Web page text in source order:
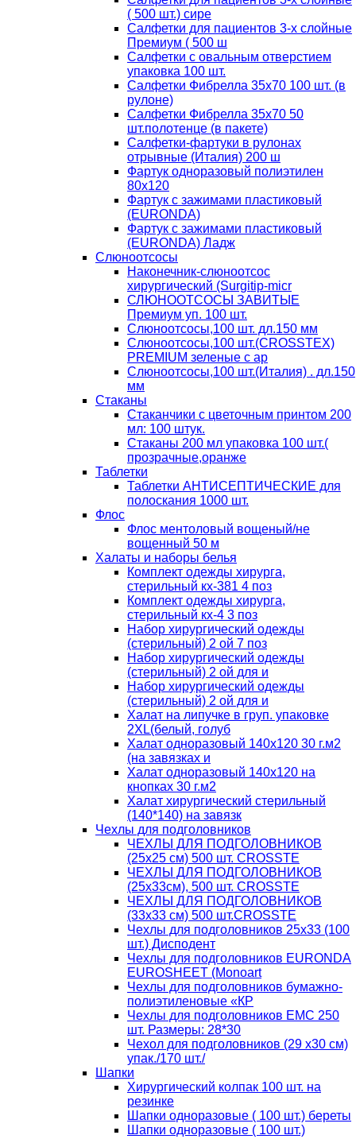
( 500 шт.) сире
Салфетки для пациентов 3-х слойные
Премиум ( 500 ш
Салфетки с овальным отверстием
упаковка 100 шт.
Салфетки Фибрелла 35х70 100 шт. (в
рулоне)
Салфетки Фибрелла 35х70 50
шт.полотенце (в пакете)
Салфетки-фартуки в рулонах
отрывные (Италия) 200 ш
Фартук одноразовый полиэтилен
80х120
Фартук с зажимами пластиковый
(EURONDA)
Фартук с зажимами пластиковый
(EURONDA) Ладж
Слюноотсосы
Наконечник-слюноотсос
хирургический (Surgitip-micr
СЛЮНООТСОСЫ ЗАВИТЫЕ
Премиум уп. 100 шт.
Слюноотсосы,100 шт. дл.150 мм
Слюноотсосы,100 шт.(CROSSTEX)
PREMIUM зеленые с ар
Слюноотсосы,100 шт.(Италия) . дл.150
мм
Стаканы
Стаканчики с цветочным принтом 200
мл: 100 штук.
Стаканы 200 мл упаковка 100 шт.(
прозрачные,оранже
Таблетки
Таблетки АНТИСЕПТИЧЕСКИЕ для
полоскания 1000 шт.
Флос
Флос ментоловый вощеный/не
вощенный 50 м
Халаты и наборы белья
Комплект одежды хирурга,
стерильный кх-381 4 поз
Комплект одежды хирурга,
стерильный кх-4 3 поз
Набор хирургический одежды
(стерильный) 2 ой 7 поз
Набор хирургический одежды
(стерильный) 2 ой для и
Набор хирургический одежды
(стерильный) 2 ой для и
Халат на липучке в груп. упаковке
2XL(белый, голуб
Халат одноразовый 140х120 30 г.м2
(на завязках и
Халат одноразовый 140х120 на
кнопках 30 г.м2
Халат хирургический стерильный
(140*140) на завязк
Чехлы для подголовников
ЧЕХЛЫ ДЛЯ ПОДГОЛОВНИКОВ
(25х25 см) 500 шт. CROSSTE
ЧЕХЛЫ ДЛЯ ПОДГОЛОВНИКОВ
(25х33см), 500 шт. CROSSTE
ЧЕХЛЫ ДЛЯ ПОДГОЛОВНИКОВ
(33х33 см) 500 шт.CROSSTE
Чехлы для подголовников 25х33 (100
шт.) Дисподент
Чехлы для подголовников EURONDA
EUROSHEET (Monoart
Чехлы для подголовников бумажно-
полиэтиленовые «КР
Чехлы для подголовников ЕМС 250
шт. Размеры: 28*30
Чехол для подголовников (29 х30 см)
упак./170 шт./
Шапки
Хирургический колпак 100 шт. на
резинке
Шапки одноразовые ( 100 шт.) береты
Шапки одноразовые ( 100 шт.)